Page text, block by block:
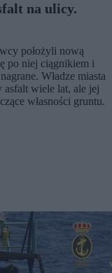
na ulicy.
położyli nową
po niej ciągnikiem i
Władze miasta
asfalt wiele lat, ale jej
własności gruntu.